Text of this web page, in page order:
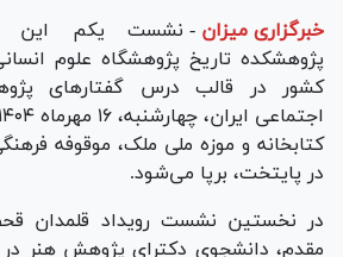
خبرگزاری میزان - نشست یکم این
پژوهشکده تاریخ پژوهشگاه علوم
کشور در قالب درس گفتار‌های
کتابخانه و موزه ملی ملک، موقوفه
در پایتخت، برپا می‌شود.
در نخستین نشست رویداد قلمدان
مقدم، دانشجوی دکترای پژوهش هنر در